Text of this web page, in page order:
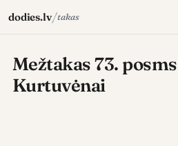
dodies.lv/takas
Mežtakas 73.
Kurtuvėnai